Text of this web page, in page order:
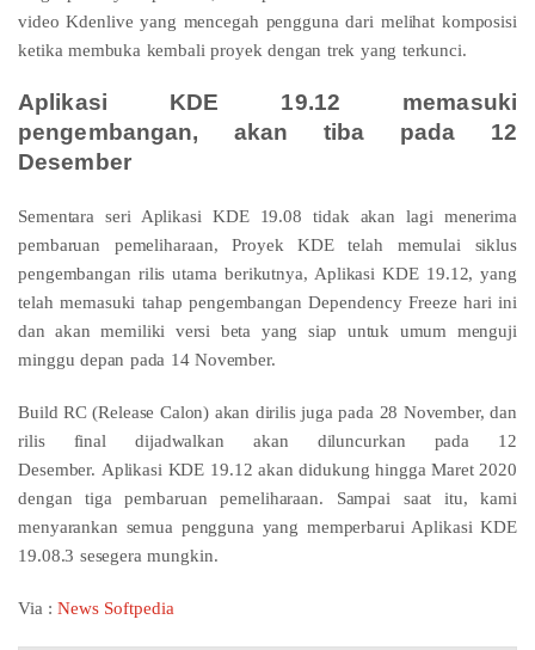
video Kdenlive yang mencegah pengguna dari melihat komposisi
ketika membuka kembali proyek dengan trek yang terkunci.
Aplikasi KDE 19.12 memasuki
pengembangan, akan tiba pada 12
Desember
Sementara seri Aplikasi KDE 19.08 tidak akan lagi menerima
pembaruan pemeliharaan, Proyek KDE telah memulai siklus
pengembangan rilis utama berikutnya, Aplikasi KDE 19.12, yang
telah memasuki tahap pengembangan Dependency Freeze hari ini
dan akan memiliki versi beta yang siap untuk umum menguji
minggu depan pada 14 November.
Build RC (Release Calon) akan dirilis juga pada 28 November, dan
rilis final dijadwalkan akan diluncurkan pada 12
Desember. Aplikasi KDE 19.12 akan didukung hingga Maret 2020
dengan tiga pembaruan pemeliharaan. Sampai saat itu, kami
menyarankan semua pengguna yang memperbarui Aplikasi KDE
19.08.3 sesegera mungkin.
Via :News Softpedia